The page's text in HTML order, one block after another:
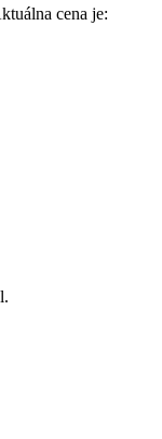
cena je: